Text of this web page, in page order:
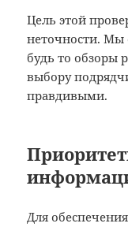
Цель этой
неточности. Мы
будь то обзоры
выбору
правдивыми.
Для